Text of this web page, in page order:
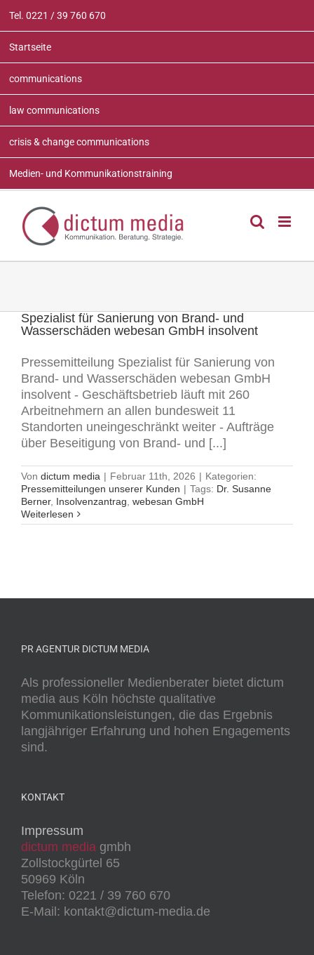
Inhalt
springen
Tel. 0221 / 39 760 670
Startseite
communications
law communications
crisis & change communications
Medien- und Kommunikationstraining
Spezialist für Sanierung von Brand- und
Wasserschäden webesan GmbH insolvent
Pressemitteilung Spezialist für Sanierung von
Brand- und Wasserschäden webesan GmbH
insolvent - Geschäftsbetrieb läuft mit 260
Arbeitnehmern an allen bundesweit 11
Standorten uneingeschränkt weiter - Aufträge
über Beseitigung von Brand- und [...]
Von dictum media | Februar 11th, 2026 | Kategorien:
Pressemitteilungen unserer Kunden | Tags: Dr. Susanne
Berner, Insolvenzantrag webesan GmbH
Weiterlesen
PR AGENTUR DICTUM MEDIA
Als professioneller Medienberater bietet dictum
media aus Köln höchste qualitative
Kommunikationsleistungen, die das Ergebnis
langjähriger Erfahrung und hohen Engagements
sind.
KONTAKT
Impressum
dictum media gmbh
Zollstockgürtel 65
50969 Köln
Telefon: 0221 / 39 760 670
E-Mail: kontakt@dictum-media.de